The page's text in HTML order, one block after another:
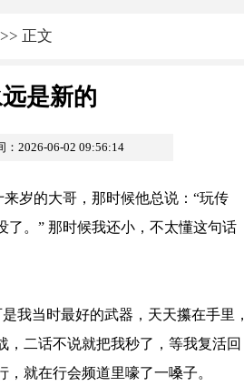
>> 正文
是新的
：2026-06-02 09:56:14
岁的大哥，那时候他总说：“玩传
。” 那时候我还小，不太懂这句话
我当时最好的武器，天天攥在手里，
二话不说就把我秒了，等我复活回
就在行会频道里嚎了一嗓子。